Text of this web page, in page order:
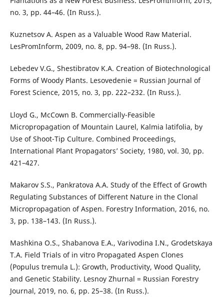
no. 3, pp. 44–46. (In Russ.).
Kuznetsov A. Aspen as a Valuable Wood Raw Material.
LesPromInform, 2009, no. 8, pp. 94–98. (In Russ.).
Lebedev V.G., Shestibratov K.A. Creation of Biotechnological
Forms of Woody Plants. Lesovedenie = Russian Journal of
Forest Science, 2015, no. 3, pp. 222–232. (In Russ.).
Lloyd G., McCown В. Commercially-Feasible
Micropropagation of Mountain Laurel, Kalmia latifolia, by
Use of Shoot-Tip Culture. Combined Proceedings,
International Plant Propagators’ Society, 1980, vol. 30, pp.
421–427.
Makarov S.S., Pankratova A.A. Study of the Effect of Growth
Regulating Substances of Different Nature in the Clonal
Micropropagation of Aspen. Forestry Information, 2016, no.
3, pp. 138–143. (In Russ.).
Mashkina O.S., Shabanova E.A., Varivodina I.N., Grodetskaya
T.A. Field Trials of in vitro Propagated Aspen Clones
(Populus tremula L.): Growth, Productivity, Wood Quality,
and Genetic Stability. Lesnoy Zhurnal = Russian Forestry
Journal, 2019, no. 6, pp. 25–38. (In Russ.).